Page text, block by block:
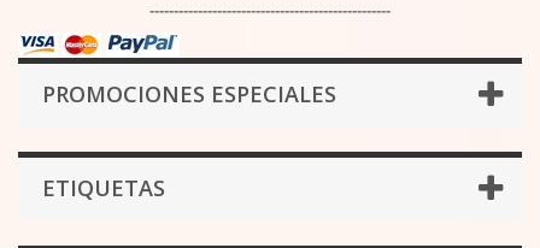
--------------------------------------------------
PROMOCIONES ESPECIALES
ETIQUETAS